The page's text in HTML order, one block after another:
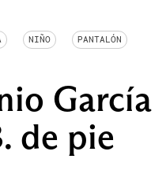
NIÑO PANTALÓN
García
de pie